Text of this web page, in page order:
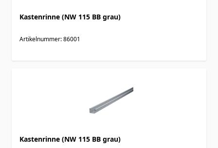
Kastenrinne (NW 115 BB grau)
Artikelnummer: 86001
Kastenrinne (NW 115 BB grau)